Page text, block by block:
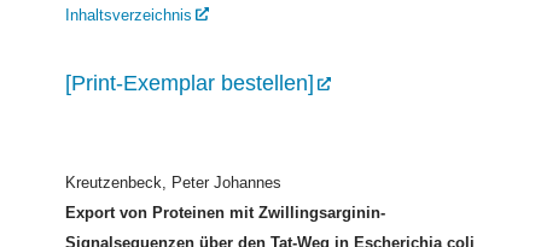
Inhaltsverzeichnis
[Print-Exemplar bestellen]
Kreutzenbeck, Peter Johannes
Export von Proteinen mit Zwillingsarginin-
Signalsequenzen über den Tat-Weg in Escherichia coli